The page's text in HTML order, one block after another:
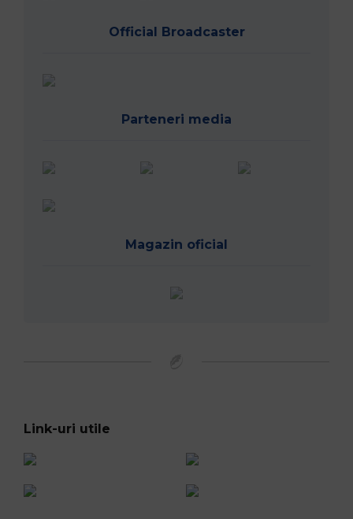
Official Broadcaster
Parteneri media
Magazin oficial
Link-uri utile